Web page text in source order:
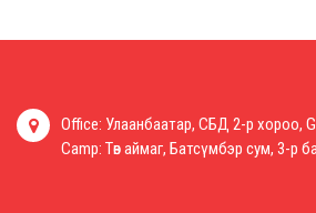
Office: Улаанбаатар, СБД 2-р хороо,
Camp: Төв аймаг, Батсүмбэр сум, 3-р